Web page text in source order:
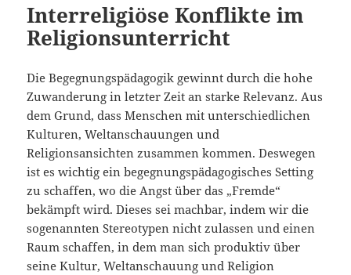
Interreligiöse Konflikte im
Religionsunterricht
Die Begegnungspädagogik gewinnt durch die hohe
Zuwanderung in letzter Zeit an starke Relevanz. Aus
dem Grund, dass Menschen mit unterschiedlichen
Kulturen, Weltanschauungen und
Religionsansichten zusammen kommen. Deswegen
ist es wichtig ein begegnungspädagogisches Setting
zu schaffen, wo die Angst über das „Fremde“
bekämpft wird. Dieses sei machbar, indem wir die
sogenannten Stereotypen nicht zulassen und einen
Raum schaffen, in dem man sich produktiv über
seine Kultur, Weltanschauung und Religion